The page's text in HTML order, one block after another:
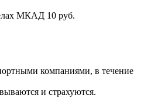
МКАД 10 руб.
компаниями, в течение
и страхуются.